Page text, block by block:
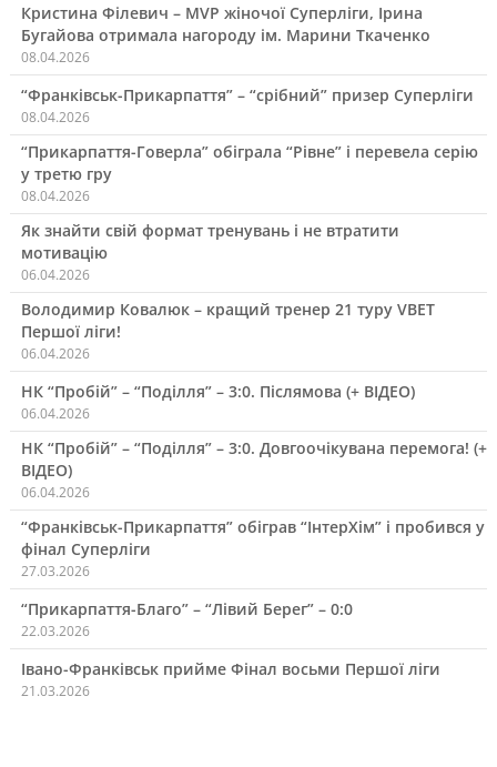
Кристина Філевич – MVP жіночої Суперліги, Ірина
Бугайова отримала нагороду ім. Марини Ткаченко
08.04.2026
“Франківськ-Прикарпаття” – “срібний” призер Суперліги
08.04.2026
“Прикарпаття-Говерла” обіграла “Рівне” і перевела серію
у третю гру
08.04.2026
Як знайти свій формат тренувань і не втратити
мотивацію
06.04.2026
Володимир Ковалюк – кращий тренер 21 туру VBET
Першої ліги!
06.04.2026
НК “Пробій” – “Поділля” – 3:0. Післямова (+ ВІДЕО)
06.04.2026
НК “Пробій” – “Поділля” – 3:0. Довгоочікувана перемога! (+
ВІДЕО)
06.04.2026
“Франківськ-Прикарпаття” обіграв “ІнтерХім” і пробився у
фінал Суперліги
27.03.2026
“Прикарпаття-Благо” – “Лівий Берег” – 0:0
22.03.2026
Івано-Франківськ прийме Фінал восьми Першої ліги
21.03.2026